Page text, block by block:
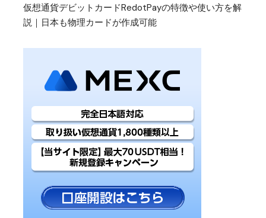
仮想通貨デビットカードRedotPayの特徴や使い方を解
説｜日本も物理カードが作成可能